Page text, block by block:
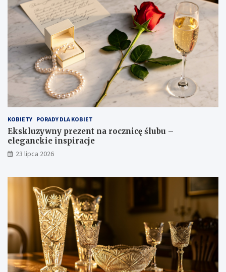
KOBIETY PORADY DLA KOBIET
Ekskluzywny prezent na rocznicę ślubu –
eleganckie inspiracje
23 lipca 2026